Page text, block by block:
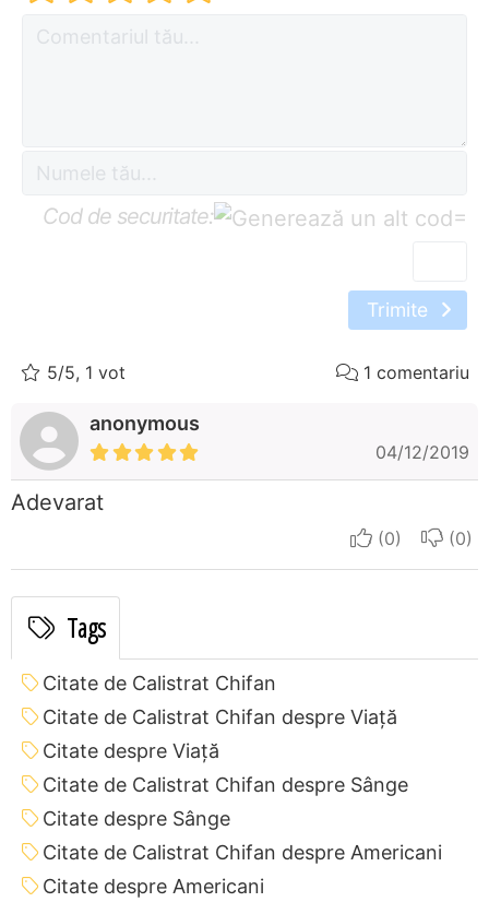
Cod de securitate: =
Trimite
5/5, 1 vot 1 comentariu
anonymous
04/12/2019
Adevarat
I apreciate
I
Tags
Citate de Calistrat Chifan
Citate de Calistrat Chifan despre Viață
Citate despre Viață
Citate de Calistrat Chifan despre Sânge
Citate despre Sânge
Citate de Calistrat Chifan despre Americani
Citate despre Americani